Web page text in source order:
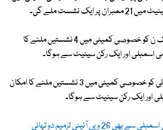
نشست ملے گی۔
مجوزہ فارمولے کے تحت مسلم لیگ ن کو خصوصی کمیٹی میں 4 نشستیں ملنے کا
اسمبلی اور ایک رکن سینیٹ سے ہوگا۔
حکومتی اتحافی جماعت پیپلز پارٹی کو خصوصی کمیٹی میں 3 نشستیں ملنے کا امکان
اور ایک رکن سینیٹ سے ہوگا۔
سینیٹ کے بعد قومی اسمبلی سے بھی 26 ویں آئینی ترمیم دو تہائی